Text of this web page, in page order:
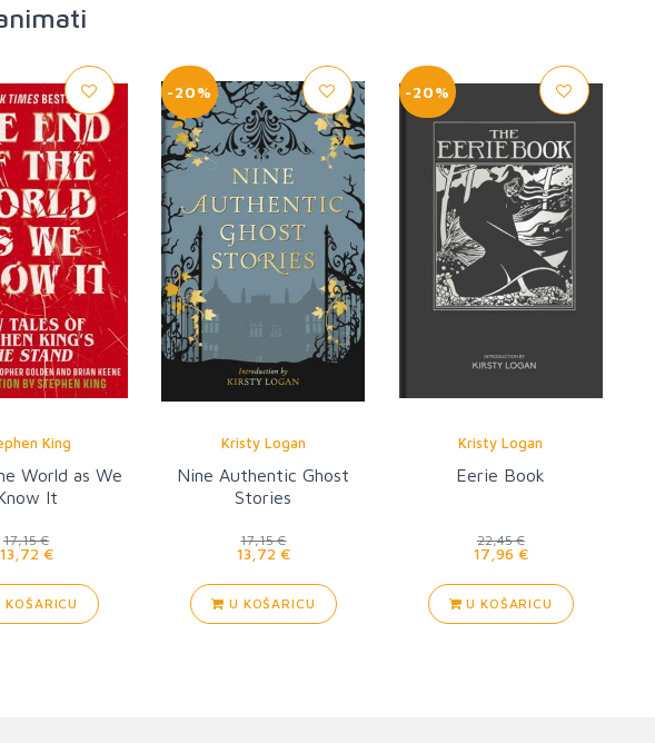
King
World as We
It
17,15 €
13,72 €
KOŠARICU
-20%
Kristy Logan
Nine Authentic Ghost
Stories
17,15 €
13,72 €
U KOŠARICU
-20%
Kristy Logan
Eerie Book
22,45 €
17,96 €
U KOŠARICU